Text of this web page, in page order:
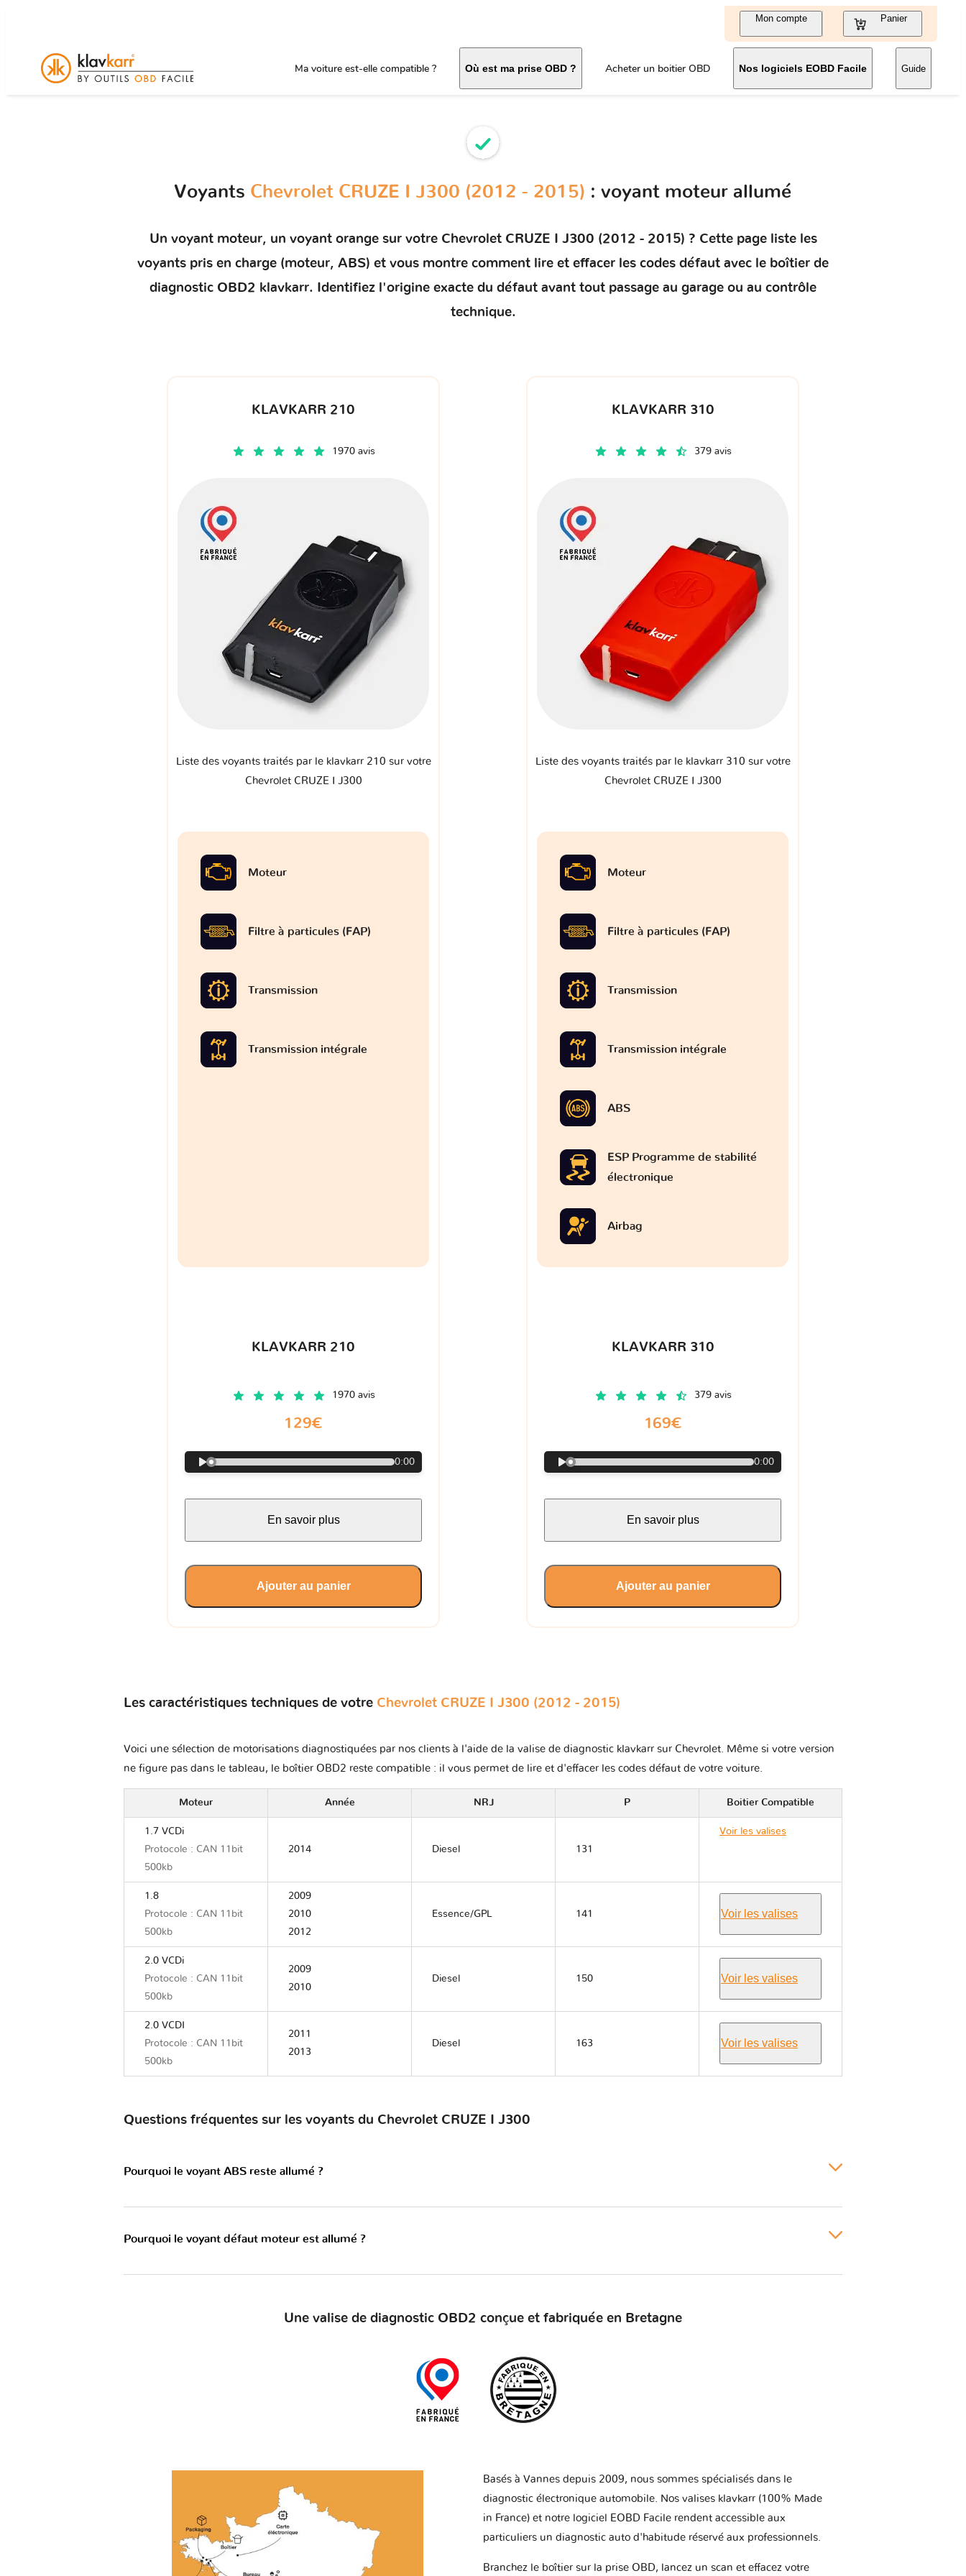
Mon compte Panier
Ma voiture est-elle compatible ? Où est ma prise OBD ? Acheter un boitier OBD Nos logiciels EOBD Facile Guide
Voyants Chevrolet CRUZE I J300 (2012 - 2015) : voyant moteur allumé
Un voyant moteur, un voyant orange sur votre Chevrolet CRUZE I J300 (2012 - 2015) ? Cette page liste les
voyants pris en charge (moteur, ABS) et vous montre comment lire et effacer les codes défaut avec le boîtier de
diagnostic OBD2 klavkarr. Identifiez l'origine exacte du défaut avant tout passage au garage ou au contrôle
technique.
KLAVKARR 210
1970 avis
Liste des voyants traités par le klavkarr 210 sur votre
Chevrolet CRUZE I J300
Moteur
Filtre à particules (FAP)
Transmission
Transmission intégrale
KLAVKARR 210
1970 avis
129€
0:00
En savoir plus
Ajouter au panier
KLAVKARR 310
379 avis
Liste des voyants traités par le klavkarr 310 sur votre
Chevrolet CRUZE I J300
Moteur
Filtre à particules (FAP)
Transmission
Transmission intégrale
ABS
ESP Programme de stabilité
électronique
Airbag
KLAVKARR 310
379 avis
169€
0:00
En savoir plus
Ajouter au panier
Les caractéristiques techniques de votre Chevrolet CRUZE I J300 (2012 - 2015)
Voici une sélection de motorisations diagnostiquées par nos clients à l'aide de la valise de diagnostic klavkarr sur Chevrolet. Même si votre version
ne figure pas dans le tableau, le boîtier OBD2 reste compatible : il vous permet de lire et d'effacer les codes défaut de votre voiture.
Moteur Année NRJ P Boitier Compatible
1.7 VCDi
Protocole : CAN 11bit
500kb
2014 Diesel 131
Voir les valises
1.8
Protocole : CAN 11bit
500kb
2009
2010
2012
Essence/GPL 141 Voir les valises
2.0 VCDi
Protocole : CAN 11bit
500kb
2009
2010
Diesel 150 Voir les valises
2.0 VCDI
Protocole : CAN 11bit
500kb
2011
2013
Diesel 163 Voir les valises
Questions fréquentes sur les voyants du Chevrolet CRUZE I J300
Pourquoi le voyant ABS reste allumé ?
Pourquoi le voyant défaut moteur est allumé ?
Une valise de diagnostic OBD2 conçue et fabriquée en Bretagne
Basés à Vannes depuis 2009, nous sommes spécialisés dans le
diagnostic électronique automobile. Nos valises klavkarr (100% Made
in France) et notre logiciel EOBD Facile rendent accessible aux
particuliers un diagnostic auto d'habitude réservé aux professionnels.
Branchez le boîtier sur la prise OBD, lancez un scan et effacez votre